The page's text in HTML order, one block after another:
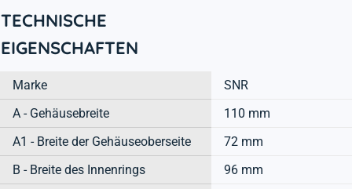
TECHNISCHE
EIGENSCHAFTEN
Marke
SNR
A - Gehäusebreite
110 mm
A1 - Breite der Gehäuseoberseite
72 mm
B - Breite des Innenrings
96 mm